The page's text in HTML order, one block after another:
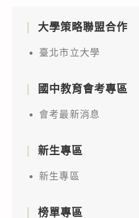
大學策略聯盟合作
臺北市立大學
國中教育會考專區
會考最新消息
新生專區
新生專區
榜單專區